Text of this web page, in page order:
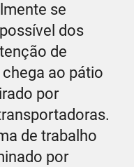
se
dos
de
ao pátio
por
de trabalho
por